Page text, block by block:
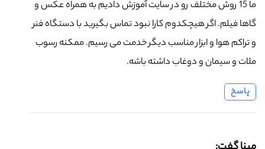
ما 15 روش مختلف رو در سایت آموزش دادیم به همراه عکس و
گاها فیلم. اگر هیچکدوم کارا نبود تماس بگیرید با دستگاه فنر
و تراکم هوا و ابزار مناسب دیگر خدمت می رسیم. ممکنه رسوب
ملات و سیمان و دوغاب داشته باشه.
پاسخ